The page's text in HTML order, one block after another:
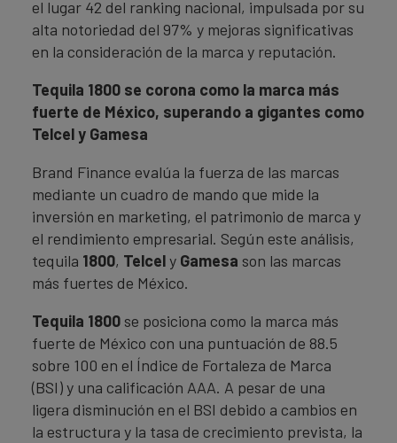
el lugar 42 del ranking nacional, impulsada por su
alta notoriedad del 97% y mejoras significativas
en la consideración de la marca y reputación.
Tequila 1800 se corona como la marca más
fuerte de México, superando a gigantes como
Telcel y Gamesa
Brand Finance evalúa la fuerza de las marcas
mediante un cuadro de mando que mide la
inversión en marketing, el patrimonio de marca y
el rendimiento empresarial. Según este análisis,
tequila 1800, Telcely Gamesa son las marcas
más fuertes de México.
Tequila 1800 se posiciona como la marca más
fuerte de México con una puntuación de 88.5
sobre 100 en el Índice de Fortaleza de Marca
(BSI) y una calificación AAA. A pesar de una
ligera disminución en el BSI debido a cambios en
la estructura y la tasa de crecimiento prevista, la